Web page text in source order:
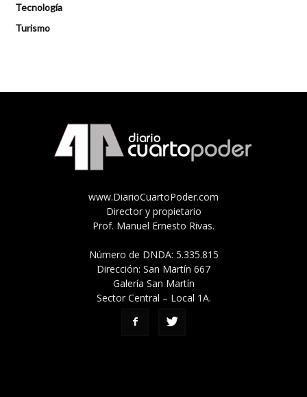
Tecnología
Turismo
www.DiarioCuartoPoder.com
Director y propietario
Prof. Manuel Ernesto Rivas.
Número de DNDA: 5.335.815
Dirección: San Martín 667
Galería San Martín
Sector Central – Local 1A.